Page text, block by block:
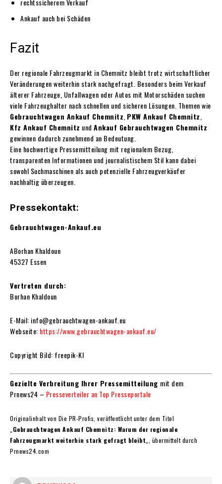
rechtssicherem Verkauf
Ankauf auch bei Schäden
Fazit
Der regionale Fahrzeugmarkt in Chemnitz bleibt trotz wirtschaftlicher
Veränderungen weiterhin stark nachgefragt. Besonders beim Verkauf
älterer Fahrzeuge, Unfallwagen oder Autos mit Motorschäden suchen
viele Fahrzeughalter nach schnellen und sicheren Lösungen. Themen wie
Gebrauchtwagen Ankauf Chemnitz PKW Ankauf Chemnitz
Kfz Ankauf Chemnitz und Ankauf Gebrauchtwagen Chemnitz
gewinnen dadurch zunehmend an Bedeutung.
Eine hochwertige Pressemitteilung mit regionalem Bezug,
transparenten Informationen und journalistischem Stil kann dabei
sowohl Suchmaschinen als auch potenzielle Fahrzeugverkäufer
nachhaltig überzeugen.
Pressekontakt:
Gebrauchtwagen-Ankauf.eu
ABorhan Khaldoun
45327 Essen
Vertreten durch:
Borhan Khaldoun
E-Mail: info@gebrauchtwagen-ankauf.eu
Webseite: https://www.gebrauchtwagen-ankauf.eu/
Copyright Bild: freepik-KI
Gezielte Verbreitung Ihrer Pressemitteilung mit dem
Prnews24 – Presseverteiler an Top Presseportale
Originalinhalt von Die PR-Profis, veröffentlicht unter dem Titel
Gebrauchtwagen Ankauf Chemnitz: Warum der regionale
Fahrzeugmarkt weiterhin stark gefragt bleibt „, übermittelt durch
Prnews24.com